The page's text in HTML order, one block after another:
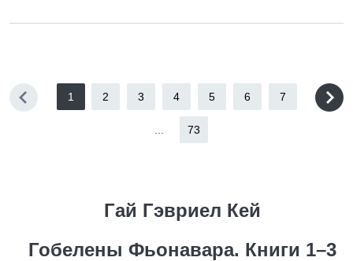
1 2 3 4 5 6 7
73
Гай Гэвриел Кей
Гобелены Фьонавара. Книги 1–3